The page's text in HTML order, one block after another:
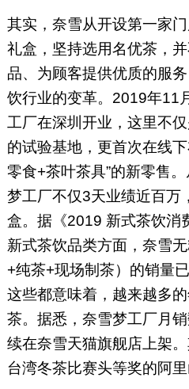
其实，奈雪从开设第一家
礼盒，坚持选用名优茶，
品、为顾客提供优质的服
饮行业的变革。2019年11
工厂在深圳开业，这里不
的试验基地，更首次在线
零食+茶叶茶具”的新零售
梦工厂不仅3天业绩近百万
盒。据《2019 新式茶饮消
新式茶饮品类方面，奈雪
+纯茶+现场制茶）的销量
这些都意味着，越来越多
茶。据悉，奈雪梦工厂月
续在奈雪天猫旗舰店上架
台湾冬茶比赛头等奖的阿里